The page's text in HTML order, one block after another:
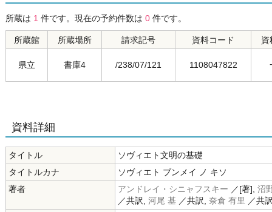
所蔵は 1 件です。現在の予約件数は 0 件です。
所蔵館 所蔵場所 請求記号 資料コード 資
県立 書庫4 /238/07/121 1108047822
資料詳細
タイトル
ソヴィエト文明の基礎
タイトルカナ
ソヴィエト ブンメイ ノ キソ
著者
アンドレイ・シニャフスキー ／[著], 沼
／共訳, 河尾 基 ／共訳, 奈倉 有里 ／共